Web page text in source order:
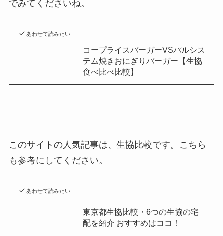
でみてくださいね。
あわせて読みたい
コープライスバーガーVSパルシス
テム焼きおにぎりバーガー【生協
食べ比べ比較】
このサイトの人気記事は、生協比較です。こちら
も参考にしてください。
あわせて読みたい
東京都生協比較・6つの生協の宅
配を紹介 おすすめはココ！